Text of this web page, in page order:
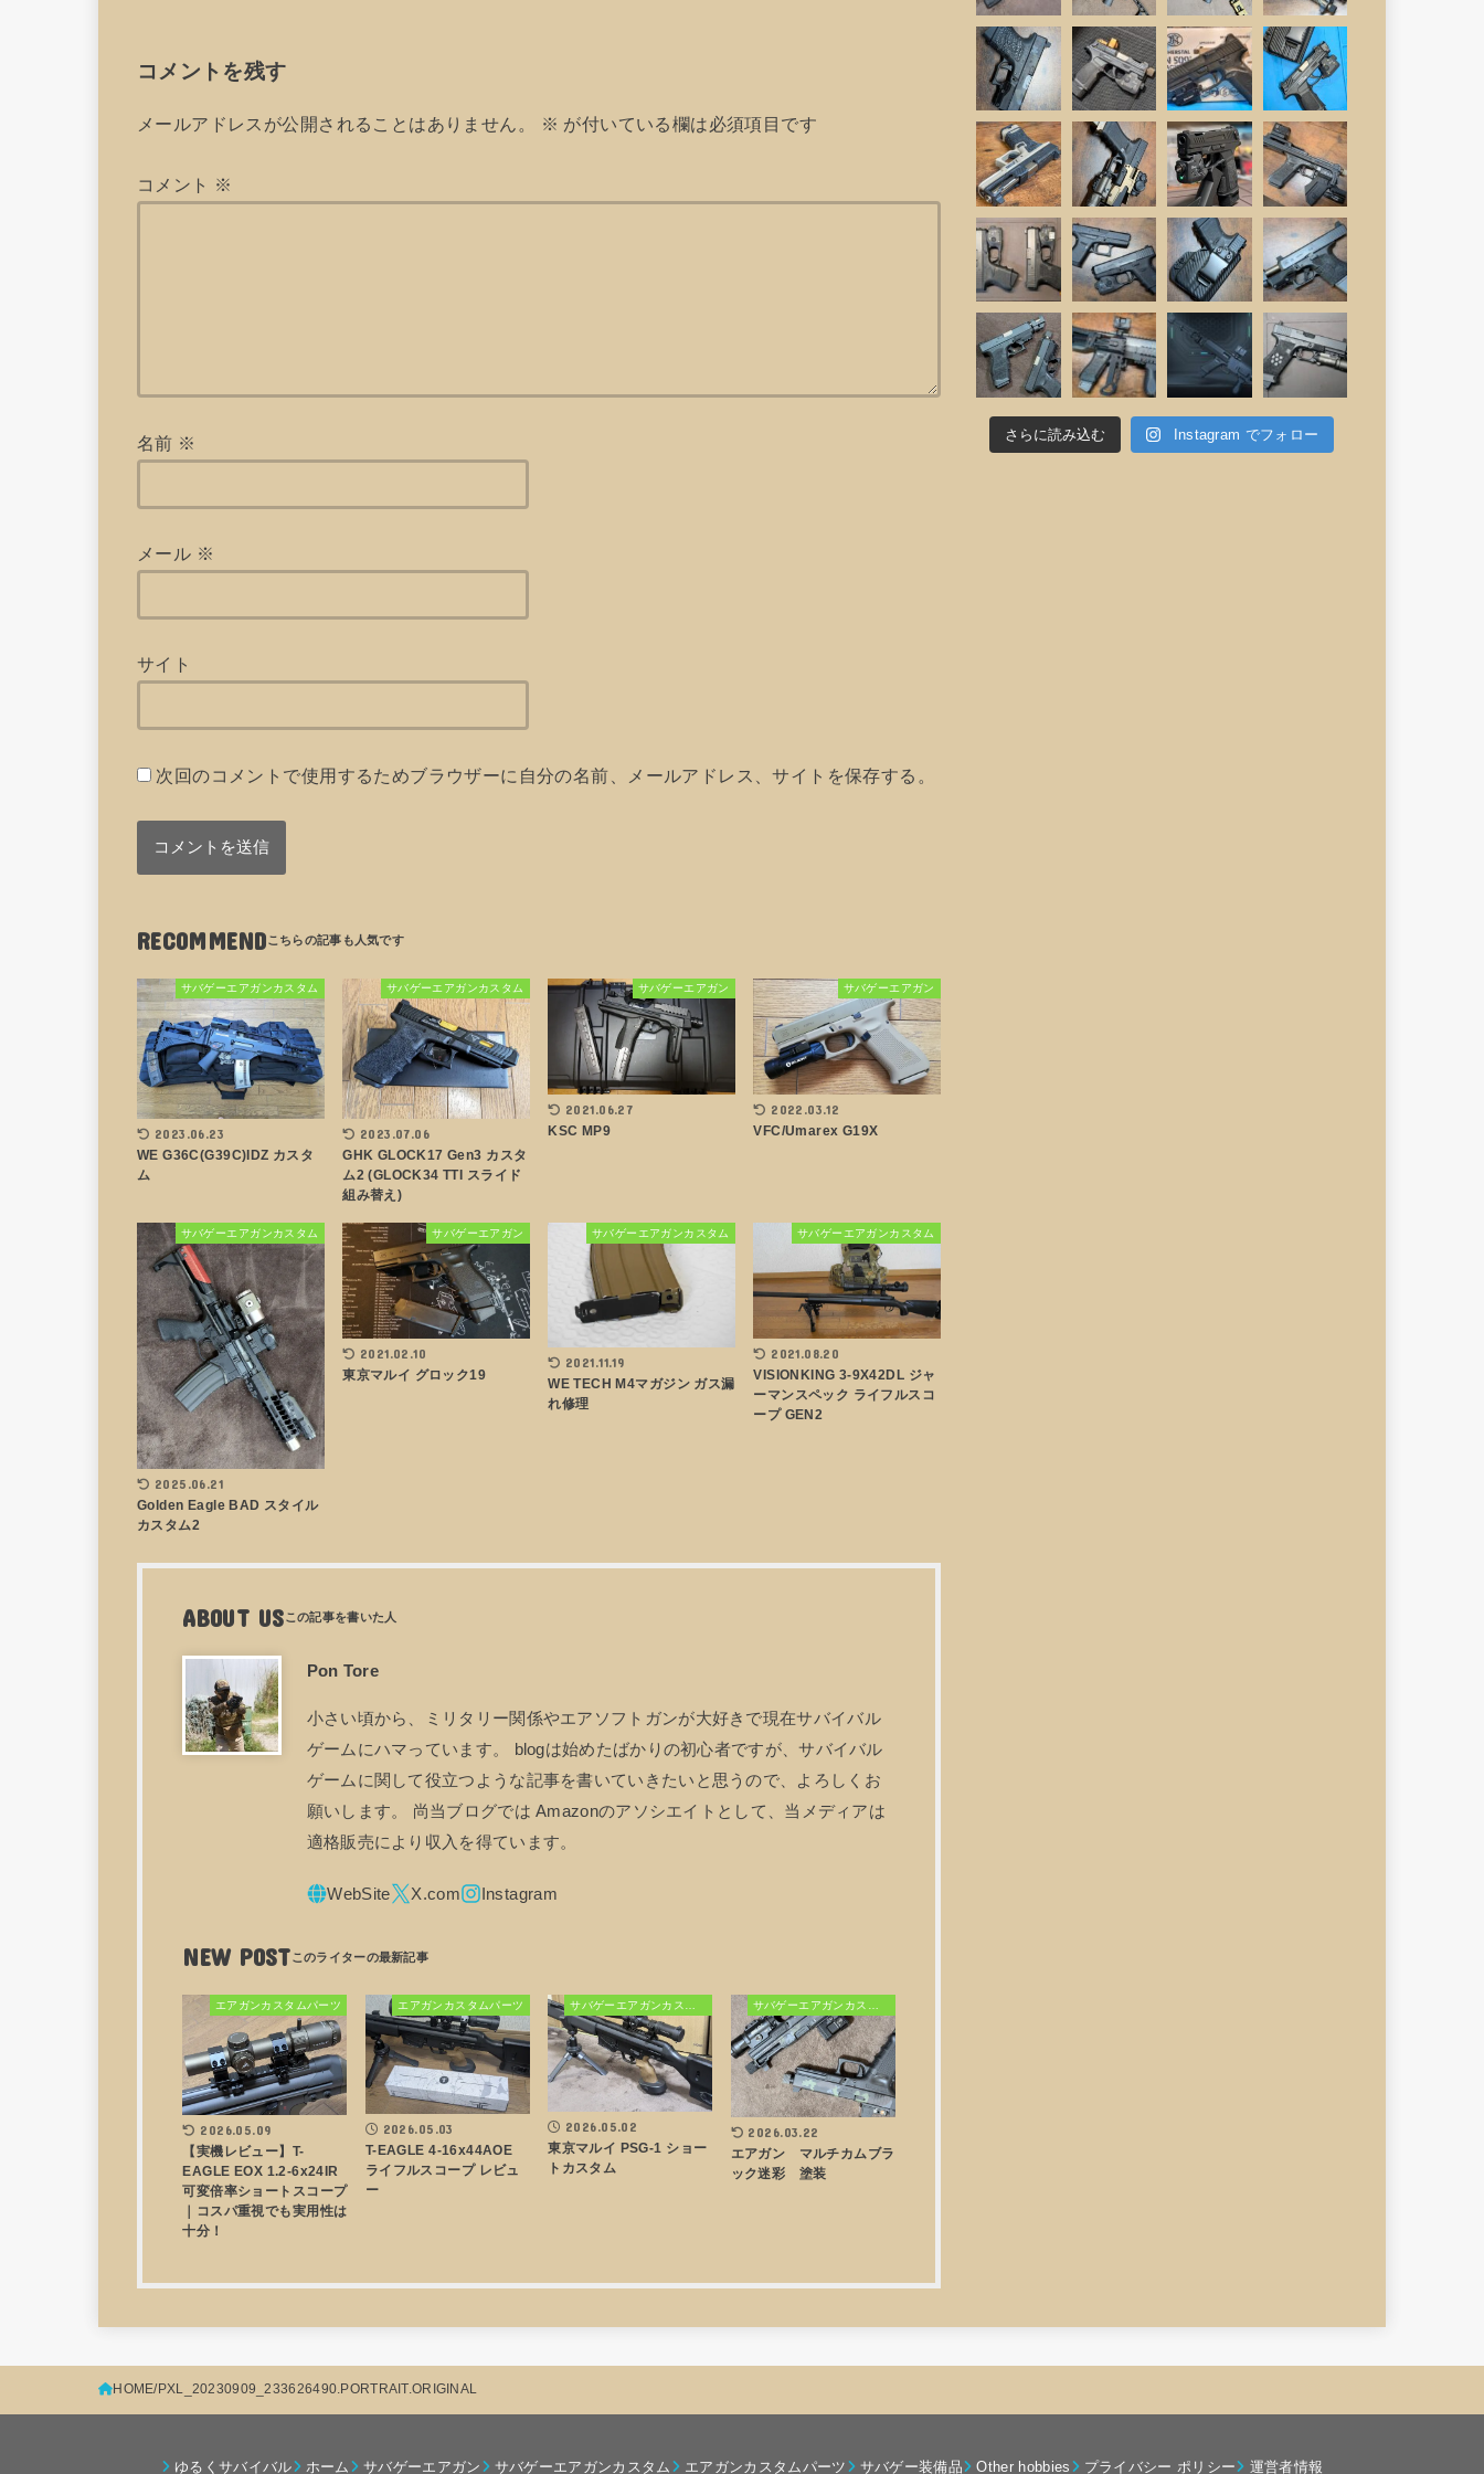
コメントを残す
メールアドレスが公開されることはありません。 ※ が付いている欄は必須項目です
コメント ※
名前 ※
メール ※
サイト
次回のコメントで使用するためブラウザーに自分の名前、メールアドレス、サイトを保存する。
RECOMMEND
サバゲーエアガンカスタム
2023.06.23
WE G36C(G39C)IDZ カスタ
ム
サバゲーエアガンカスタム
2023.07.06
GHK GLOCK17 Gen3 カスタ
ム2 (GLOCK34 TTI スライド
組み替え)
サバゲーエアガン
2021.06.27
KSC MP9
サバゲーエアガン
2022.03.12
VFC/Umarex G19X
サバゲーエアガンカスタム
2025.06.21
Golden Eagle BAD スタイル
カスタム2
サバゲーエアガン
2021.02.10
東京マルイ グロック19
サバゲーエアガンカスタム
2021.11.19
WE TECH M4マガジン ガス漏
れ修理
サバゲーエアガンカスタム
2021.08.20
VISIONKING 3-9X42DL ジャ
ーマンスペック ライフルスコ
ープ GEN2
ABOUT US
Pon Tore
小さい頃から、ミリタリー関係やエアソフトガンが大好きで現在サバイバル
ゲームにハマっています。 blogは始めたばかりの初心者ですが、サバイバル
ゲームに関して役立つような記事を書いていきたいと思うので、よろしくお
願いします。 尚当ブログでは Amazonのアソシエイトとして、当メディアは
適格販売により収入を得ています。
NEW POST
エアガンカスタムパーツ
2026.05.09
【実機レビュー】T-
EAGLE EOX 1.2-6x24IR
可変倍率ショートスコープ
｜コスパ重視でも実用性は
十分！
エアガンカスタムパーツ
2026.05.03
T-EAGLE 4-16x44AOE
ライフルスコープ レビュ
ー
2026.05.02
東京マルイ PSG-1 ショー
トカスタム
2026.03.22
エアガン マルチカムブラ
ック迷彩 塗装
さらに読み込む Instagram でフォロー
HOME PXL_20230909_233626490.PORTRAIT.ORIGINAL
ゆるくサバイバル ホーム サバゲーエアガン サバゲーエアガンカスタム エアガンカスタムパーツ サバゲー装備品 Other hobbies プライバシー ポリシー 運営者情報